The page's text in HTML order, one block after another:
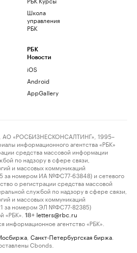
Школа
управления
РБК
РБК
Новости
iOS
Android
AppGallery
«РОСБИЗНЕСКОНСАЛТИНГ», 1995–
информационного агентства «РБК»
средства массовой информации
по надзору в сфере связи,
и массовых коммуникаций
за номером ИА №ФС77-63848) и сетевого
о регистрации средства массовой
службой по надзору в сфере связи,
и массовых коммуникаций
за номером ЭЛ №ФС77-82385)
«РБК».
18+ letters@rbc.ru
информационное агентство «РБК».
Санкт-Петербургская биржа
Cbonds.